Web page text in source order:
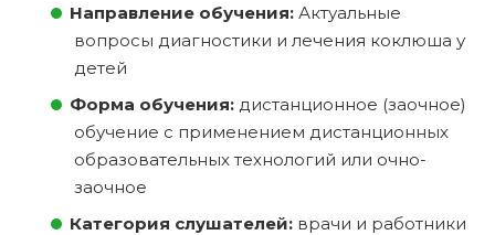
Направление обучения: Актуальные
вопросы диагностики и лечения коклюша у
детей
Форма обучения: дистанционное (заочное)
обучение с применением дистанционных
образовательных технологий или очно-
заочное
Категория слушателей: врачи и работники